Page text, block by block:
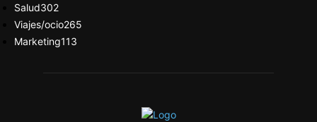
Salud302
Viajes/ocio265
Marketing113